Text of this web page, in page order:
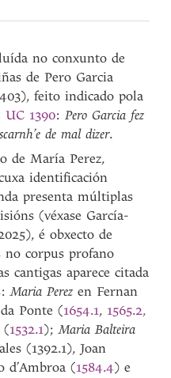
no conxunto de
de Pero Garcia
feito indicado pola
UC 1390:Pero Garcia fez
de mal dizer.
de María Perez,
identificación
presenta múltiplas
(véxase García-
é obxecto de
no corpus profano
cantigas aparece citada
Maria Perez en Fernan
Ponte (1654.1, 1565.2,
(1532.1);Maria Balteira
(1392.1), Joan
d’Ambroa (1584.4) e